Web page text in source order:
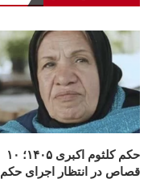
حکم کلثوم اکبری ۱۴۰۵؛ ۱۰
قصاص در انتظار اجرای حکم